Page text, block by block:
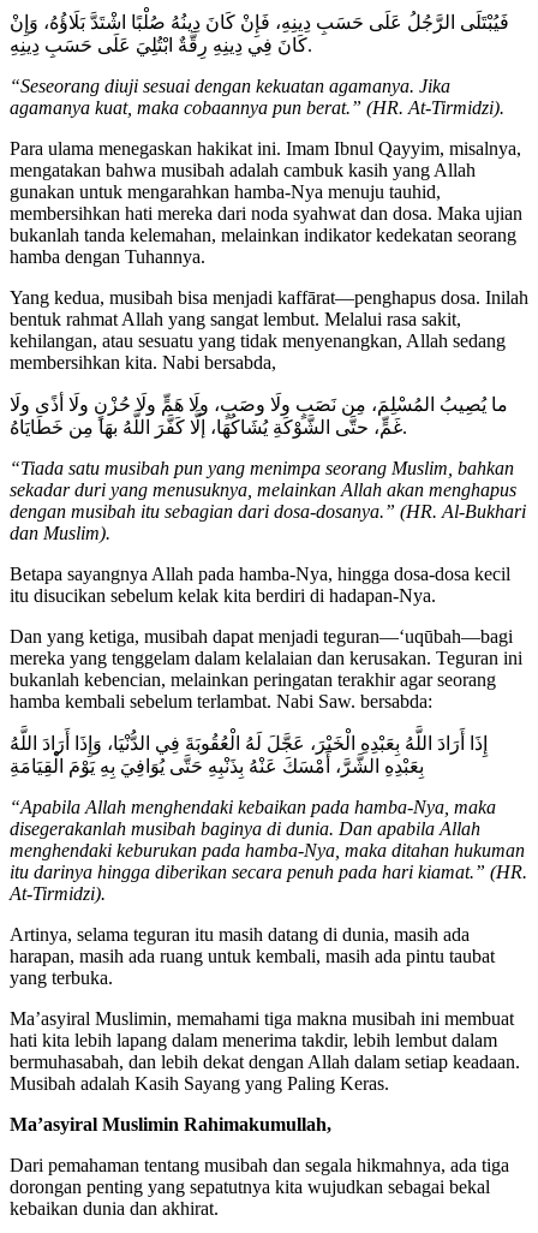
فَيُبْتَلَى الرَّجُلُ عَلَى حَسَبِ دِينِهِ، فَإِنْ كَانَ دِينُهُ صُلْبًا اشْتَدَّ بَلَاؤُهُ، وَإِنْ
كَانَ فِي دِينِهِ رِقَّةٌ ابْتُلِيَ عَلَى حَسَبِ دِينِهِ.
“Seseorang diuji sesuai dengan kekuatan agamanya. Jika
agamanya kuat, maka cobaannya pun berat.” (HR. At-Tirmidzi).
Para ulama menegaskan hakikat ini. Imam Ibnul Qayyim, misalnya,
mengatakan bahwa musibah adalah cambuk kasih yang Allah
gunakan untuk mengarahkan hamba-Nya menuju tauhid,
membersihkan hati mereka dari noda syahwat dan dosa. Maka ujian
bukanlah tanda kelemahan, melainkan indikator kedekatan seorang
hamba dengan Tuhannya.
Yang kedua, musibah bisa menjadi kaffārat—penghapus dosa. Inilah
bentuk rahmat Allah yang sangat lembut. Melalui rasa sakit,
kehilangan, atau sesuatu yang tidak menyenangkan, Allah sedang
membersihkan kita. Nabi bersabda,
ما يُصِيبُ المُسْلِمَ، مِن نَصَبٍ ولَا وصَبٍ، ولَا هَمٍّ ولَا حُزْنٍ ولَا أذًى ولَا
غَمٍّ، حتَّى الشَّوْكَةِ يُشَاكُهَا، إلَّا كَفَّرَ اللَّهُ بهَا مِن خَطَايَاهُ.
“Tiada satu musibah pun yang menimpa seorang Muslim, bahkan
sekadar duri yang menusuknya, melainkan Allah akan menghapus
dengan musibah itu sebagian dari dosa-dosanya.” (HR. Al-Bukhari
dan Muslim).
Betapa sayangnya Allah pada hamba-Nya, hingga dosa-dosa kecil
itu disucikan sebelum kelak kita berdiri di hadapan-Nya.
Dan yang ketiga, musibah dapat menjadi teguran—‘uqūbah—bagi
mereka yang tenggelam dalam kelalaian dan kerusakan. Teguran ini
bukanlah kebencian, melainkan peringatan terakhir agar seorang
hamba kembali sebelum terlambat. Nabi Saw. bersabda:
إِذَا أَرَادَ اللَّهُ بِعَبْدِهِ الْخَيْرَ، عَجَّلَ لَهُ الْعُقُوبَةَ فِي الدُّنْيَا، وَإِذَا أَرَادَ اللَّهُ
بِعَبْدِهِ الشَّرَّ، أَمْسَكَ عَنْهُ بِذَنْبِهِ حَتَّى يُوَافِيَ بِهِ يَوْمَ الْقِيَامَةِ
“Apabila Allah menghendaki kebaikan pada hamba-Nya, maka
disegerakanlah musibah baginya di dunia. Dan apabila Allah
menghendaki keburukan pada hamba-Nya, maka ditahan hukuman
itu darinya hingga diberikan secara penuh pada hari kiamat.” (HR.
At-Tirmidzi).
Artinya, selama teguran itu masih datang di dunia, masih ada
harapan, masih ada ruang untuk kembali, masih ada pintu taubat
yang terbuka.
Ma’asyiral Muslimin, memahami tiga makna musibah ini membuat
hati kita lebih lapang dalam menerima takdir, lebih lembut dalam
bermuhasabah, dan lebih dekat dengan Allah dalam setiap keadaan.
Musibah adalah Kasih Sayang yang Paling Keras.
Ma’asyiral Muslimin Rahimakumullah,
Dari pemahaman tentang musibah dan segala hikmahnya, ada tiga
dorongan penting yang sepatutnya kita wujudkan sebagai bekal
kebaikan dunia dan akhirat.